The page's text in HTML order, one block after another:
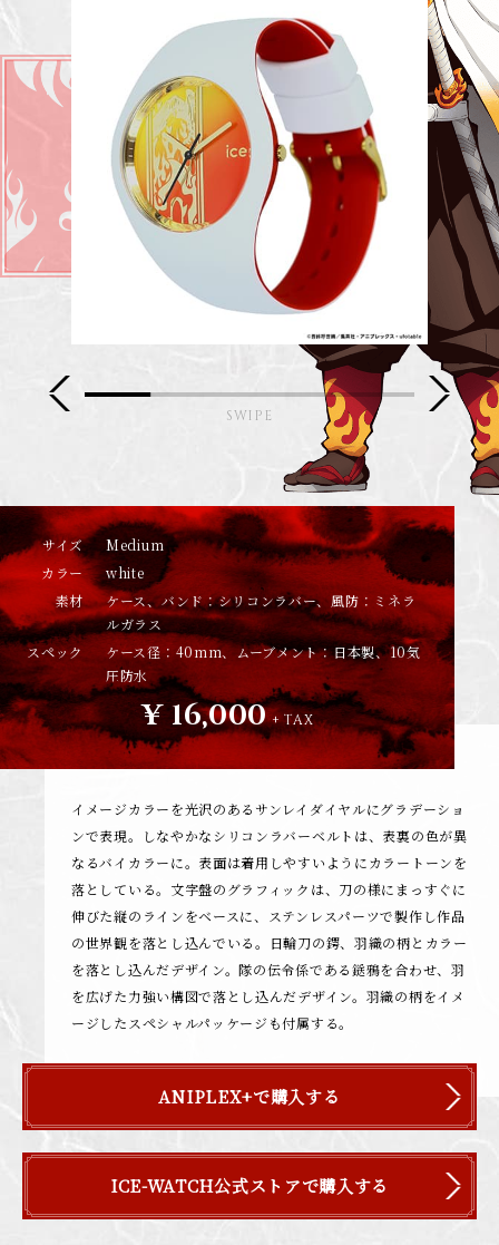
サイズ
Medium
カラー
white
素材
ケース、バンド：シリコンラバー、風防：ミネラ
ルガラス
スペック
ケース径：40mm、ムーブメント：日本製、10気
圧防水
¥ 16,000+ TAX
イメージカラーを光沢のあるサンレイダイヤルにグラデーショ
ンで表現。しなやかなシリコンラバーベルトは、表裏の色が異
なるバイカラーに。表面は着用しやすいようにカラートーンを
落としている。文字盤のグラフィックは、刀の様にまっすぐに
伸びた縦のラインをベースに、ステンレスパーツで製作し作品
の世界観を落とし込んでいる。日輪刀の鍔、羽織の柄とカラー
を落とし込んだデザイン。隊の伝令係である鎹鴉を合わせ、羽
を広げた力強い構図で落とし込んだデザイン。羽織の柄をイメ
ージしたスペシャルパッケージも付属する。
ANIPLEX+で購入する
ICE-WATCH公式ストアで購入する